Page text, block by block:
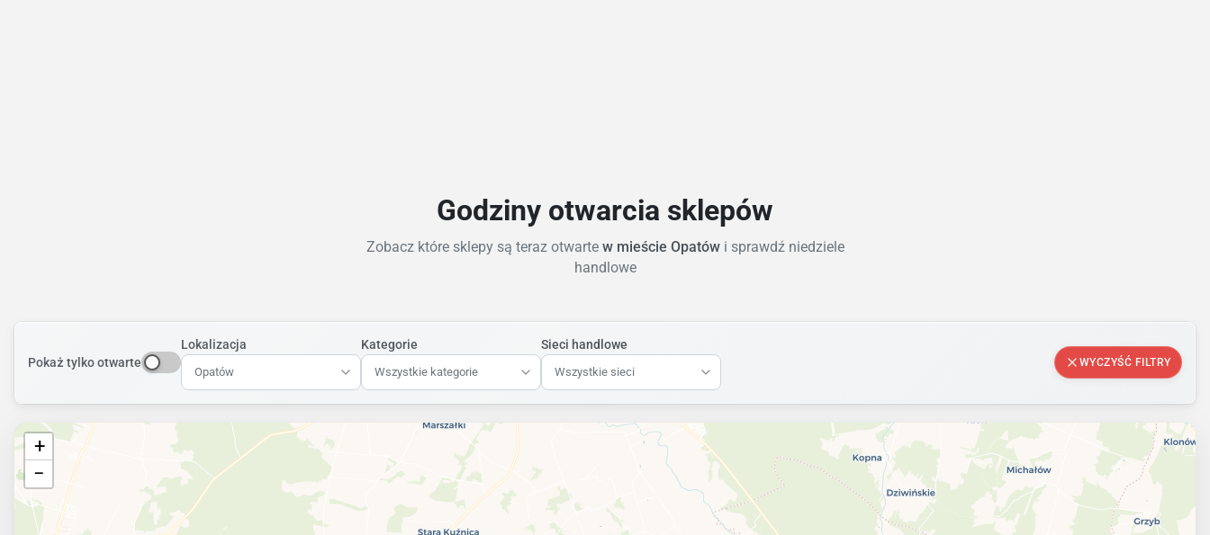
Godziny otwarcia sklepów
Zobacz które sklepy są teraz otwartew mieście Opatów i sprawdź niedziele
handlowe
Pokaż tylko otwarte
Lokalizacja
Opatów
Kategorie
Wszystkie kategorie
Sieci handlowe
Wszystkie sieci
WYCZYŚĆ FILTRY
+
−